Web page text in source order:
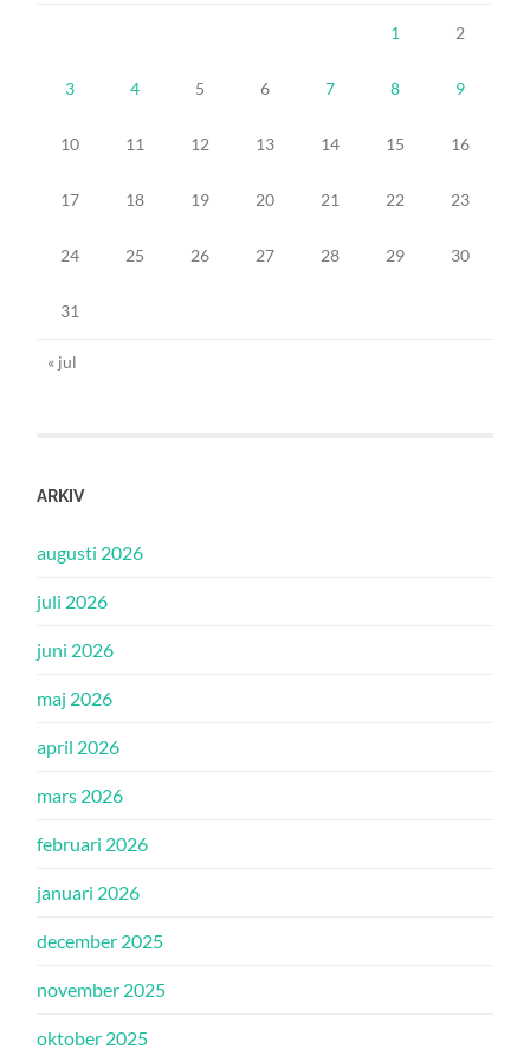
1 2
3 4 5 6 7 8 9
10 11 12 13 14 15 16
17 18 19 20 21 22 23
24 25 26 27 28 29 30
31
« jul
ARKIV
augusti 2026
juli 2026
juni 2026
maj 2026
april 2026
mars 2026
februari 2026
januari 2026
december 2025
november 2025
oktober 2025